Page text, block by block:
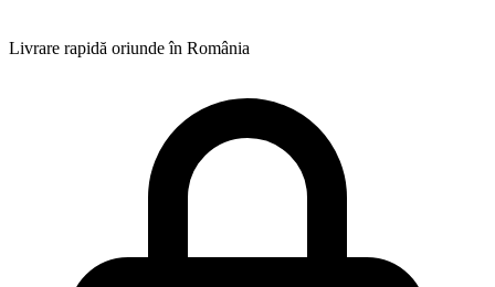
Livrare rapidă oriunde în România